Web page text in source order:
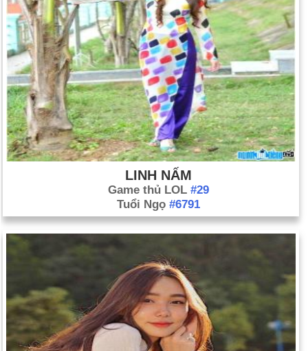
LINH NẤM
Game thủ LOL #29
Tuổi Ngọ #6791